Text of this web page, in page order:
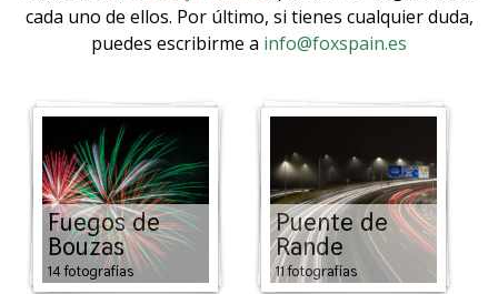
cada uno de ellos. Por último, si tienes cualquier duda,
puedes escribirme a info@foxspain.es
Fuegos de
Bouzas
14 fotografías
Puente de
Rande
11 fotografías